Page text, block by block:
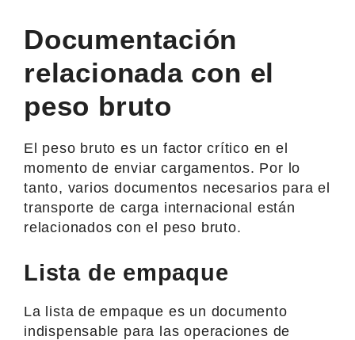
Documentación
relacionada con el
peso bruto
El peso bruto es un factor crítico en el
momento de enviar cargamentos. Por lo
tanto, varios documentos necesarios para el
transporte de carga internacional están
relacionados con el peso bruto.
Lista de empaque
La lista de empaque es un documento
indispensable para las operaciones de